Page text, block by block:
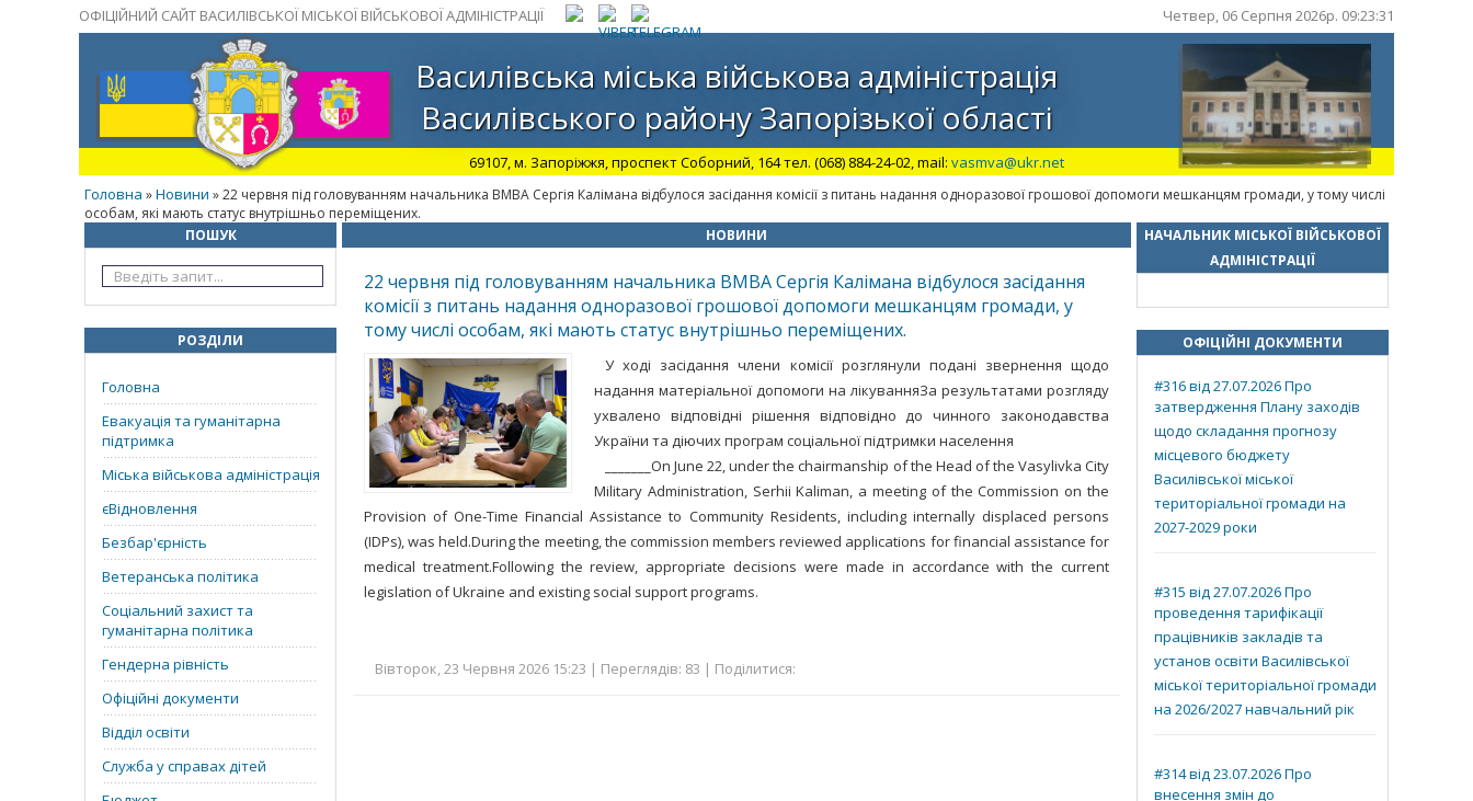
ОФІЦІЙНИЙ САЙТ ВАСИЛІВСЬКОЇ МІСЬКОЇ ВІЙСЬКОВОЇ АДМІНІСТРАЦІЇ Четвер, 06 Серпня 2026р. 09:23:32
Василівська міська військова адміністрація
Василівського району Запорізької області
69107, м. Запоріжжя, проспект Соборний, 164 тел. (068) 884-24-02, mail: vasmva@ukr.net
Головна »Новини » 22 червня під головуванням начальника ВМВА Сергія Калімана відбулося засідання комісії з питань надання одноразової грошової допомоги мешканцям громади, у тому числі
особам, які мають статус внутрішньо переміщених.
ПОШУК
РОЗДІЛИ
Головна
Евакуація та гуманітарна
підтримка
Міська військова адміністрація
єВідновлення
Безбар'єрність
Ветеранська політика
Соціальний захист та
гуманітарна політика
Гендерна рівність
Офіційні документи
Відділ освіти
Служба у справах дітей
НОВИНИ
22 червня під головуванням начальника ВМВА Сергія Калімана відбулося засідання
комісії з питань надання одноразової грошової допомоги мешканцям громади, у
тому числі особам, які мають статус внутрішньо переміщених.
У ході засідання члени комісії розглянули подані звернення щодо
надання матеріальної допомоги на лікуванняЗа результатами розгляду
ухвалено відповідні рішення відповідно до чинного законодавства
України та діючих програм соціальної підтримки населення
_______On June 22, under the chairmanship of the Head of the Vasylivka City
Military Administration, Serhii Kaliman, a meeting of the Commission on the
Provision of One-Time Financial Assistance to Community Residents, including internally displaced persons
(IDPs), was held.During the meeting, the commission members reviewed applications for financial assistance for
medical treatment.Following the review, appropriate decisions were made in accordance with the current
legislation of Ukraine and existing social support programs.
Вівторок, 23 Червня 2026 15:23 | Переглядів: 83 | Поділитися:
НАЧАЛЬНИК МІСЬКОЇ ВІЙСЬКОВОЇ
АДМІНІСТРАЦІЇ
ОФІЦІЙНІ ДОКУМЕНТИ
#316 від 27.07.2026 Про
затвердження Плану заходів
щодо складання прогнозу
місцевого бюджету
Василівської міської
територіальної громади на
2027-2029 роки
#315 від 27.07.2026 Про
проведення тарифікації
працівників закладів та
установ освіти Василівської
міської територіальної громади
на 2026/2027 навчальний рік
#314 від 23.07.2026 Про